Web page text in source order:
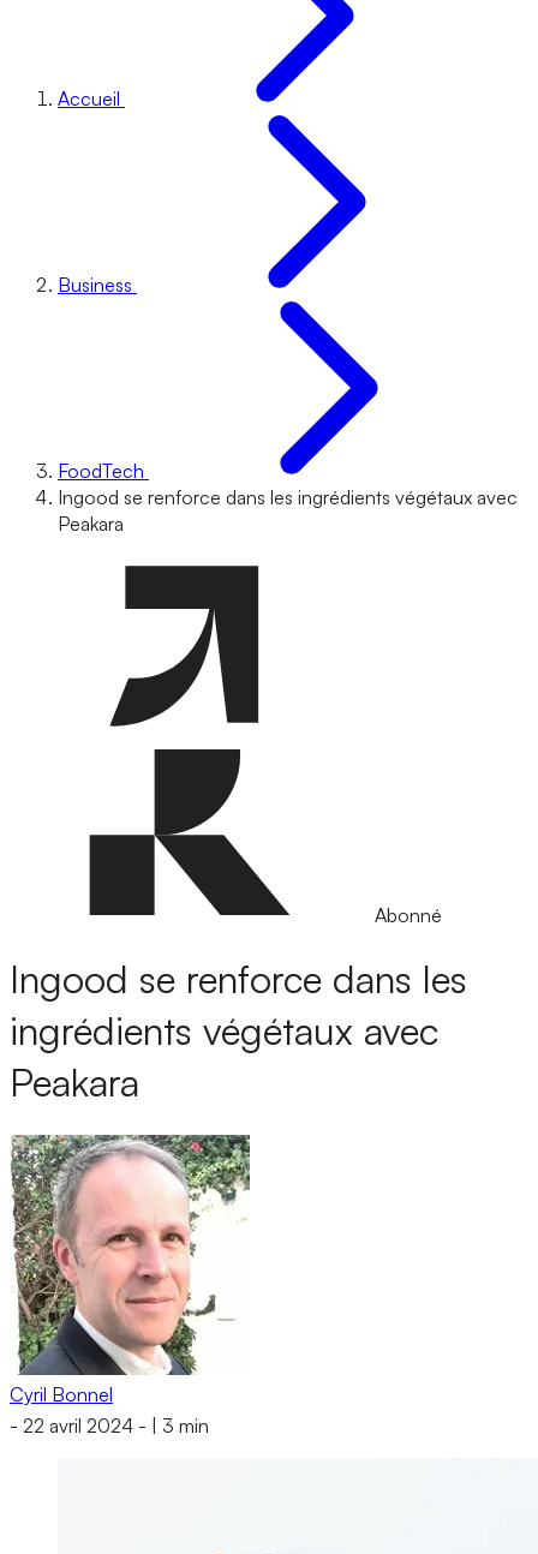
Accueil
Business
FoodTech
Ingood se renforce dans les ingrédients végétaux avec
Peakara
Abonné
Ingood se renforce dans les
ingrédients végétaux avec
Peakara
Cyril Bonnel
- 22 avril 2024 - 3 min